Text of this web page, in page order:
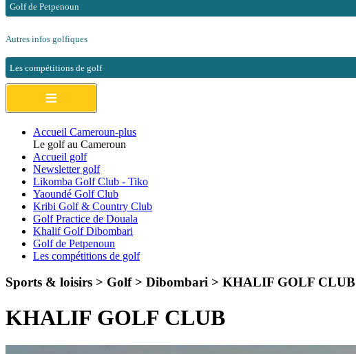
Golf de Petpenoun
Autres infos golfiques
Les compétitions de golf
≡
Accueil Cameroun-plus
Le golf au Cameroun
Accueil golf
Newsletter golf
Likomba Golf Club - Tiko
Yaoundé Golf Club
Kribi Golf & Country Club
Golf Practice de Douala
Khalif Golf Dibombari
Golf de Petpenoun
Les compétitions de golf
Sports & loisirs > Golf > Dibombari > KHALIF GOLF CLUB
KHALIF GOLF CLUB